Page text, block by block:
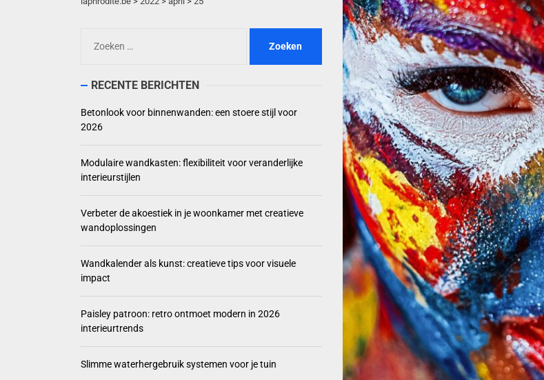
Modulaire wandkasten: flexibiliteit voor veranderlijke interieurstijlen
Verbeter de akoestiek in je woonkamer met creatieve wandoplossingen
Wandkalender als kunst: creatieve tips voor visuele impact
Paisley patroon: retro ontmoet modern in 2026 interieurtrends
naar:
RECENTE BERICHTEN
Betonlook voor binnenwanden: een stoere stijl voor
2026
Modulaire wandkasten: flexibiliteit voor veranderlijke
interieurstijlen
Verbeter de akoestiek in je woonkamer met creatieve
wandoplossingen
Wandkalender als kunst: creatieve tips voor visuele
impact
Paisley patroon: retro ontmoet modern in 2026
interieurtrends
Slimme waterhergebruik systemen voor je tuin